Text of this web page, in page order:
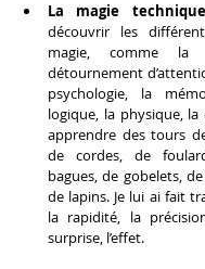
La magie technique
découvrir les
magie, comme la
détournement
psychologie, la
logique, la physique, la
apprendre des tours
de cordes, de
bagues, de gobelets,
de lapins. Je lui ai fait
la rapidité, la
surprise, l’effet.